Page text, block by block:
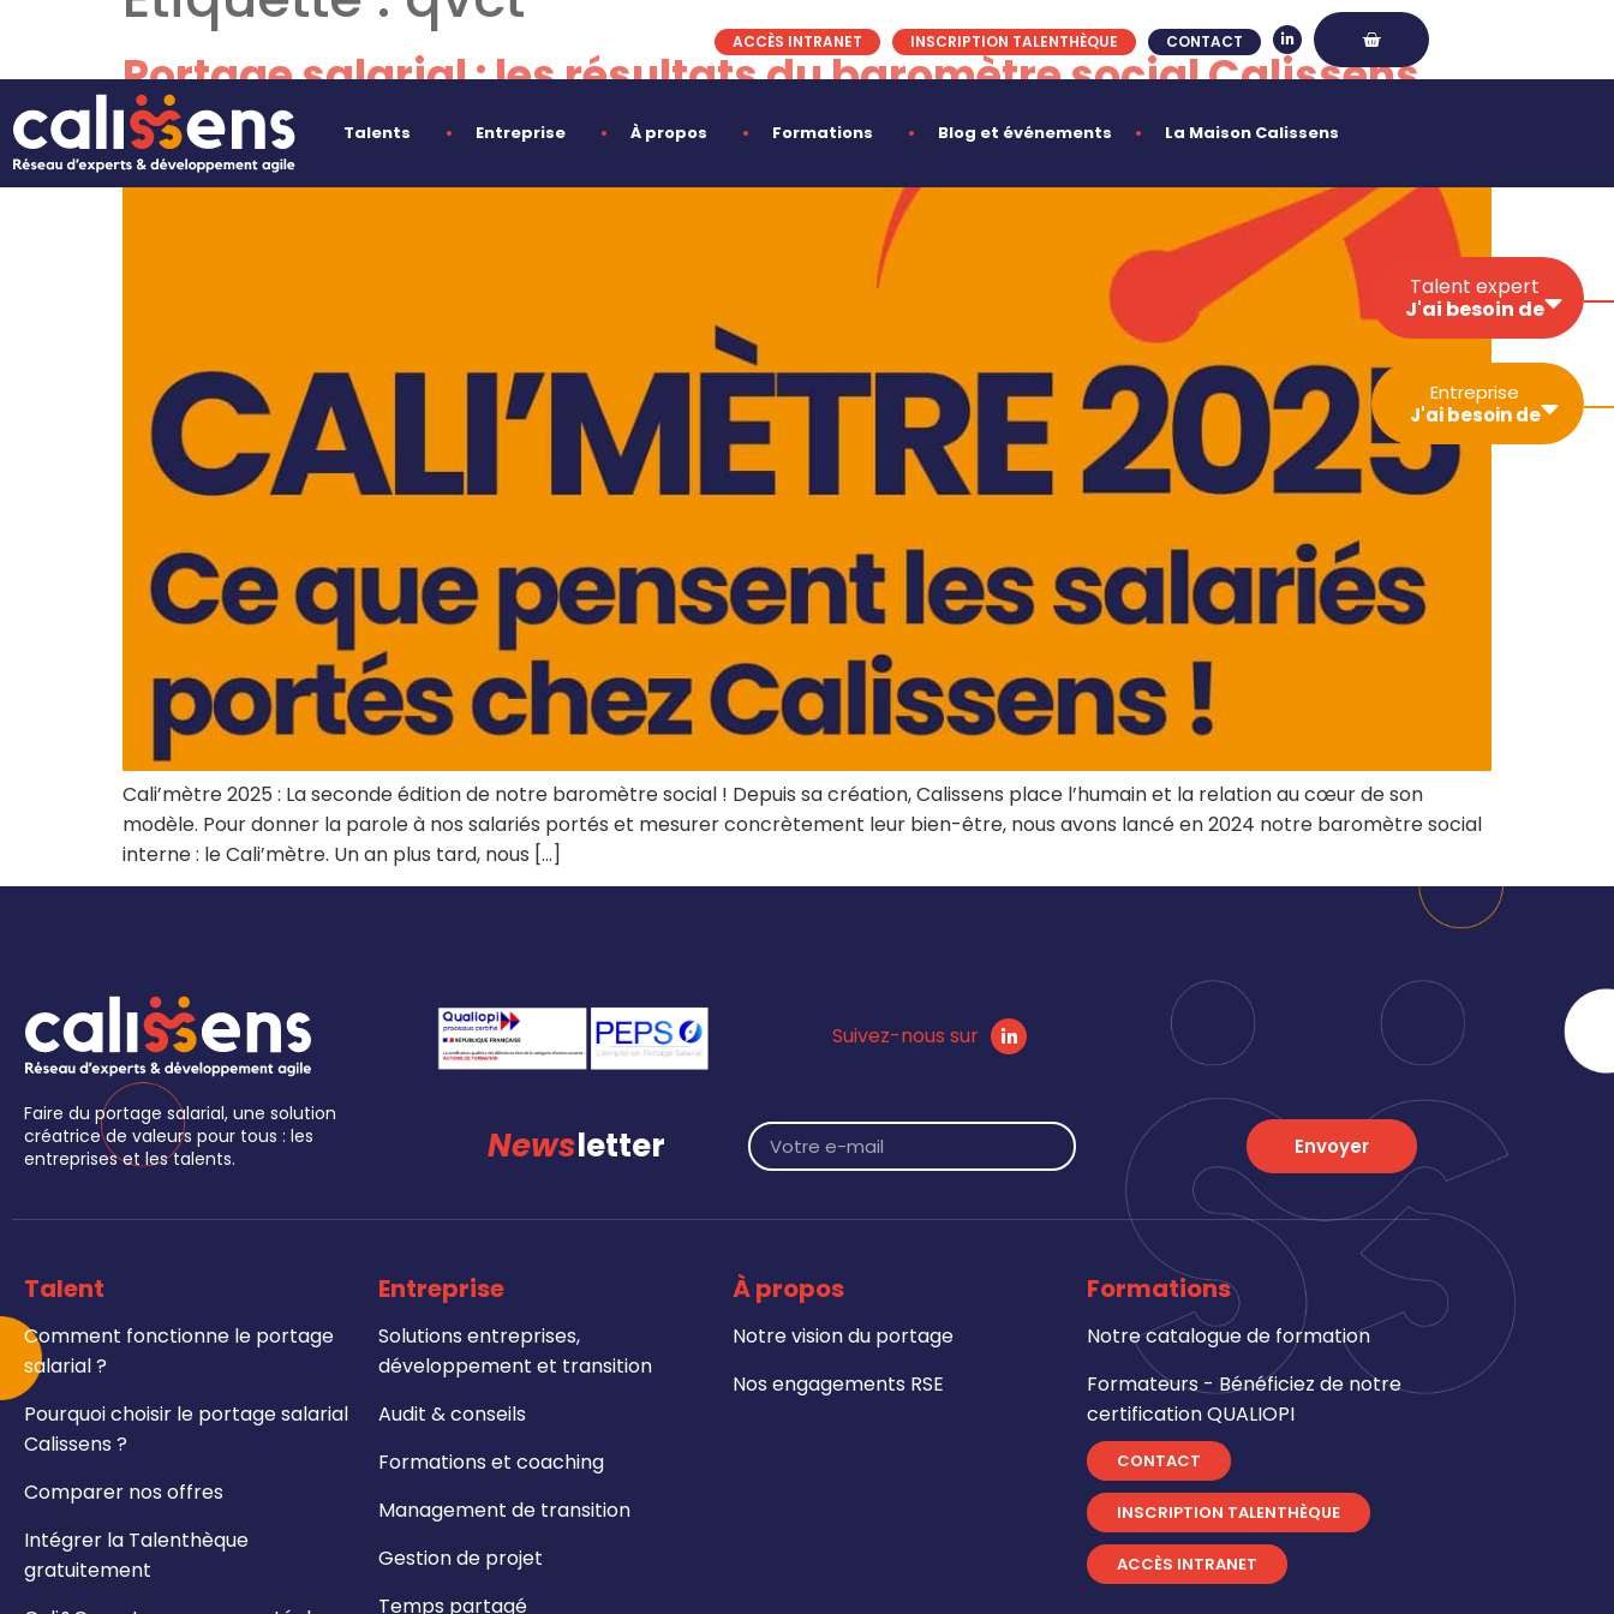
ACCÈS INTRANET INSCRIPTION TALENTHÈQUE CONTACT
Talents Entreprise À propos Formations Blog et événements La Maison Calissens
Talent expert
J'ai besoin de
Développer ma
visibilité
Sécuriser mon
activité
Simplifier les
Booster mon
activité
réseau
dynamique
Entreprise
J'ai besoin de
Gérer un projet
transition
Auditer mon
équipes
Renforcer mes
Portage salarial : les résultats du baromètre social Calissens
2025
Cali’mètre 2025 : La seconde édition de notre baromètre social ! Depuis sa création, Calissens place l’humain et la relation au cœur de son
modèle. Pour donner la parole à nos salariés portés et mesurer concrètement leur bien-être, nous avons lancé en 2024 notre baromètre social
interne : le Cali’mètre. Un an plus tard, nous […]
Suivez-nous sur
Faire du portage salarial, une solution
créatrice de valeurs pour tous : les
entreprises et les talents.
Newsletter Envoyer
Talent
Comment fonctionne le portage
salarial ?
Pourquoi choisir le portage salarial
Calissens ?
Comparer nos offres
Intégrer la Talenthèque
gratuitement
Entreprise
Solutions entreprises,
développement et transition
Audit & conseils
Formations et coaching
Management de transition
Gestion de projet
Temps partagé
À propos
Notre vision du portage
Nos engagements RSE
Formations
Notre catalogue de formation
Formateurs - Bénéficiez de notre
certification QUALIOPI
CONTACT
INSCRIPTION TALENTHÈQUE
ACCÈS INTRANET